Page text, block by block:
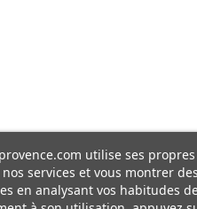
utilise ses
services et vous montrer
en analysant vos habitudes